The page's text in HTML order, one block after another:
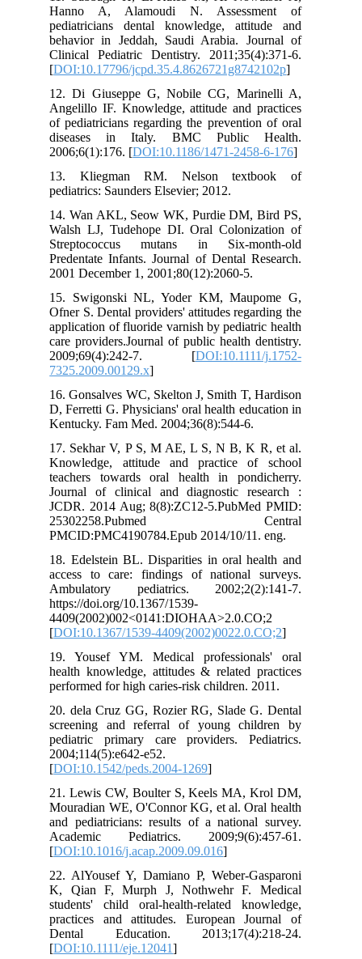
Hanno A, Alamoudi N. Assessment of
pediatricians dental knowledge, attitude and
behavior in Jeddah, Saudi Arabia. Journal of
Clinical Pediatric Dentistry. 2011;35(4):371-6.
[DOI:10.17796/jcpd.35.4.8626721g8742102p
12. Di Giuseppe G, Nobile CG, Marinelli A,
Angelillo IF. Knowledge, attitude and practices
of pediatricians regarding the prevention of oral
diseases in Italy. BMC Public Health.
2006;6(1):176. [DOI:10.1186/1471-2458-6-176
13. Kliegman RM. Nelson textbook of
pediatrics: Saunders Elsevier; 2012.
14. Wan AKL, Seow WK, Purdie DM, Bird PS,
Walsh LJ, Tudehope DI. Oral Colonization of
Streptococcus mutans in Six-month-old
Predentate Infants. Journal of Dental Research.
2001 December 1, 2001;80(12):2060-5.
15. Swigonski NL, Yoder KM, Maupome G,
Ofner S. Dental providers' attitudes regarding the
application of fluoride varnish by pediatric health
care providers.Journal of public health dentistry.
2009;69(4):242-7. [DOI:10.1111/j.1752-
7325.2009.00129.x
16. Gonsalves WC, Skelton J, Smith T, Hardison
D, Ferretti G. Physicians' oral health education in
Kentucky. Fam Med. 2004;36(8):544-6.
17. Sekhar V, P S, M AE, L S, N B, K R, et al.
Knowledge, attitude and practice of school
teachers towards oral health in pondicherry.
Journal of clinical and diagnostic research :
JCDR. 2014 Aug; 8(8):ZC12-5.PubMed PMID:
25302258.Pubmed Central
PMCID:PMC4190784.Epub 2014/10/11. eng.
18. Edelstein BL. Disparities in oral health and
access to care: findings of national surveys.
Ambulatory pediatrics. 2002;2(2):141-7.
https://doi.org/10.1367/1539-
4409(2002)002<0141:DIOHAA>2.0.CO;2
[DOI:10.1367/1539-4409(2002)0022.0.CO;2
19. Yousef YM. Medical professionals' oral
health knowledge, attitudes & related practices
performed for high caries-risk children. 2011.
20. dela Cruz GG, Rozier RG, Slade G. Dental
screening and referral of young children by
pediatric primary care providers. Pediatrics.
2004;114(5):e642-e52.
[DOI:10.1542/peds.2004-1269
21. Lewis CW, Boulter S, Keels MA, Krol DM,
Mouradian WE, O'Connor KG, et al. Oral health
and pediatricians: results of a national survey.
Academic Pediatrics. 2009;9(6):457-61.
[DOI:10.1016/j.acap.2009.09.016
22. AlYousef Y, Damiano P, Weber‐Gasparoni
K, Qian F, Murph J, Nothwehr F. Medical
students' child oral-health-related knowledge,
practices and attitudes. European Journal of
Dental Education. 2013;17(4):218-24.
[DOI:10.1111/eje.12041